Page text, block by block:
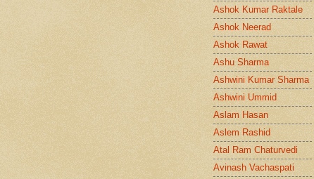
Ashok Kumar Raktale
Ashok Neerad
Ashok Rawat
Ashu Sharma
Ashwini Kumar Sharma
Ashwini Ummid
Aslam Hasan
Aslem Rashid
Atal Ram Chaturvedi
Avinash Vachaspati